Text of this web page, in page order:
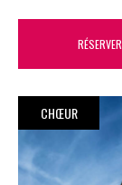
RÉSERVER
CHŒUR